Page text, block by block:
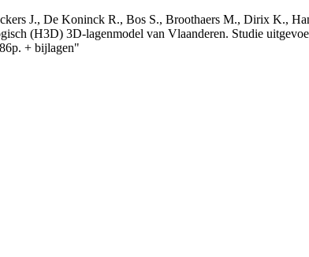
J., De Koninck R., Bos S., Broothaers M., Dirix K.,
(H3D) 3D-lagenmodel van Vlaanderen. Studie
+ bijlagen"